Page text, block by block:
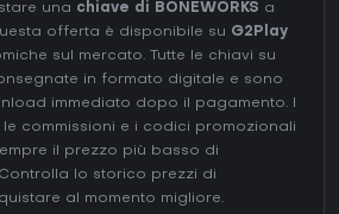
una chiave di BONEWORKS a
offerta è disponibile su G2Play
sul mercato. Tutte le chiavi su
in formato digitale e sono
immediato dopo il pagamento. I
commissioni e i codici promozionali
il prezzo più basso di
lo storico prezzi di
al momento migliore.